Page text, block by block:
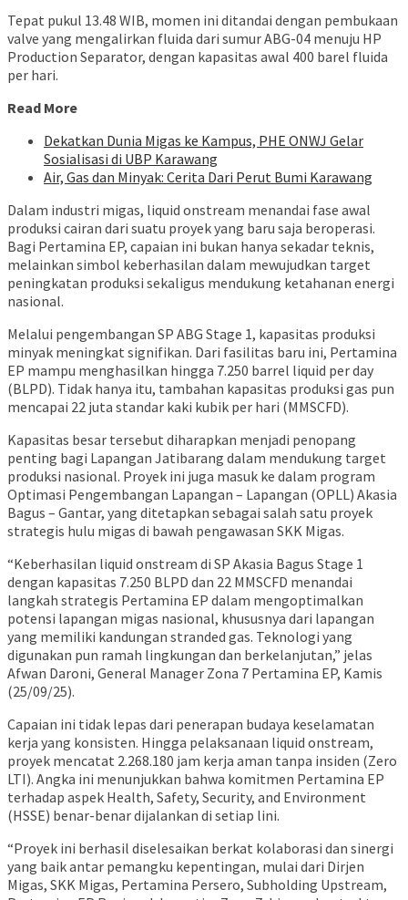
Tepat pukul 13.48 WIB, momen ini ditandai dengan pembukaan
valve yang mengalirkan fluida dari sumur ABG-04 menuju HP
Production Separator, dengan kapasitas awal 400 barel fluida
per hari.
Read More
Dekatkan Dunia Migas ke Kampus, PHE ONWJ Gelar
Sosialisasi di UBP Karawang
Air, Gas dan Minyak: Cerita Dari Perut Bumi Karawang
Dalam industri migas, liquid onstream menandai fase awal
produksi cairan dari suatu proyek yang baru saja beroperasi.
Bagi Pertamina EP, capaian ini bukan hanya sekadar teknis,
melainkan simbol keberhasilan dalam mewujudkan target
peningkatan produksi sekaligus mendukung ketahanan energi
nasional.
Melalui pengembangan SP ABG Stage 1, kapasitas produksi
minyak meningkat signifikan. Dari fasilitas baru ini, Pertamina
EP mampu menghasilkan hingga 7.250 barrel liquid per day
(BLPD). Tidak hanya itu, tambahan kapasitas produksi gas pun
mencapai 22 juta standar kaki kubik per hari (MMSCFD).
Kapasitas besar tersebut diharapkan menjadi penopang
penting bagi Lapangan Jatibarang dalam mendukung target
produksi nasional. Proyek ini juga masuk ke dalam program
Optimasi Pengembangan Lapangan – Lapangan (OPLL) Akasia
Bagus – Gantar, yang ditetapkan sebagai salah satu proyek
strategis hulu migas di bawah pengawasan SKK Migas.
“Keberhasilan liquid onstream di SP Akasia Bagus Stage 1
dengan kapasitas 7.250 BLPD dan 22 MMSCFD menandai
langkah strategis Pertamina EP dalam mengoptimalkan
potensi lapangan migas nasional, khususnya dari lapangan
yang memiliki kandungan stranded gas. Teknologi yang
digunakan pun ramah lingkungan dan berkelanjutan,” jelas
Afwan Daroni, General Manager Zona 7 Pertamina EP, Kamis
(25/09/25).
Capaian ini tidak lepas dari penerapan budaya keselamatan
kerja yang konsisten. Hingga pelaksanaan liquid onstream,
proyek mencatat 2.268.180 jam kerja aman tanpa insiden (Zero
LTI). Angka ini menunjukkan bahwa komitmen Pertamina EP
terhadap aspek Health, Safety, Security, and Environment
(HSSE) benar-benar dijalankan di setiap lini.
“Proyek ini berhasil diselesaikan berkat kolaborasi dan sinergi
yang baik antar pemangku kepentingan, mulai dari Dirjen
Migas, SKK Migas, Pertamina Persero, Subholding Upstream,